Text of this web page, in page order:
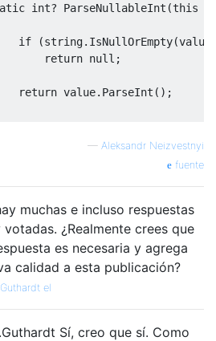
int? ParseNullableInt (this
if
(string. IsNullOrEmpty(value
return null ;
return value. ParseInt ();
— Aleksandr Neizvestnyi
fuente
muchas e incluso respuestas
votadas. ¿Realmente crees que
es necesaria y agrega
calidad a esta publicación?
el
Sí, creo que sí. Como